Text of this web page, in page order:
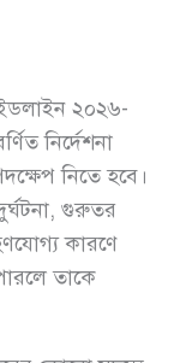
২০২৬-
নির্দেশনা
নিতে হবে।
গুরুতর
কারণে
তাকে